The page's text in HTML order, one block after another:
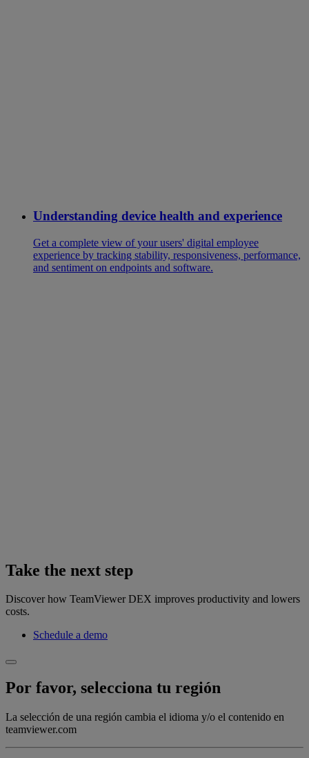
Understanding device health and experience
Get a complete view of your users' digital employee
experience by tracking stability, responsiveness, performance,
and sentiment on endpoints and software.
Take the next step
Discover how TeamViewer DEX improves productivity and lowers
costs.
Schedule a demo
Por favor, selecciona tu región
La selección de una región cambia el idioma y/o el contenido en
teamviewer.com